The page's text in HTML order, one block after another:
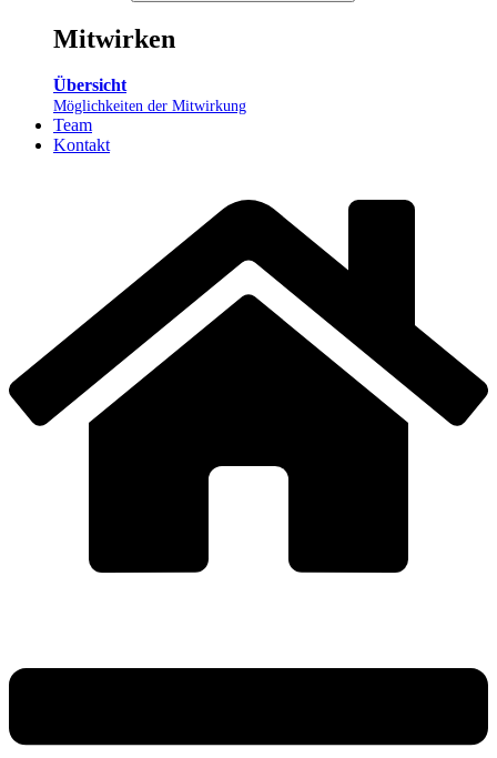
Mitwirken
Übersicht
Möglichkeiten der Mitwirkung
Team
Kontakt